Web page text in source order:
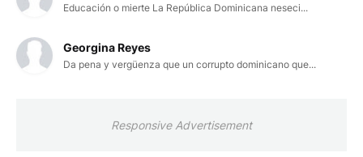
Educación o mierte La República Dominicana neseci...
Georgina Reyes
Da pena y vergüenza que un corrupto dominicano que...
Responsive Advertisement